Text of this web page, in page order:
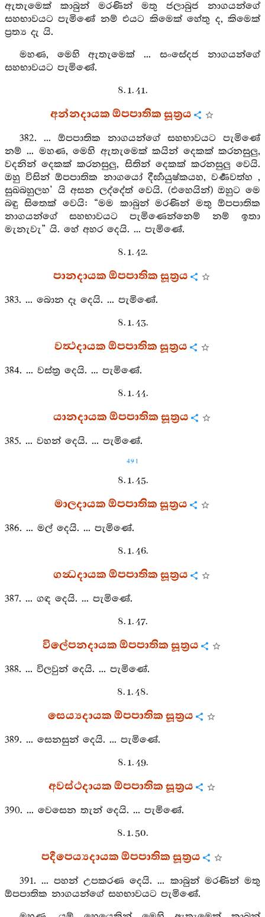
ඇතැමෙක් කාබුන් මරණින් මතු ජලාබුජ නාගයන්ගේ
සහභාවයට පැමිණේ නම් එයට කිමෙක් හේතු ද, කිමෙක්
ප්‍රත්‍ය දැ යි.
මහණ, මෙහි ඇතැමෙක් ... සංසේදජ නාගයන්ගේ
සහභාවයට පැමිණේ.
8. 1. 41.
අන්නදායක ඕපපාතික සූත්‍රය
382. ... ඕපපාතික නාගයන්ගේ සහභාවයට පැමිණේ
නම් ... මහණ, මෙහි ඇතැමෙක් කයින් දෙකක් කරනසුලු,
වදනින් දෙකක් කරනසුලු, සිතින් දෙකක් කරනසුලු වෙයි.
ඔහු විසින් ඕපපාතික නාගයෝ දීර්‍ඝායුෂ්කයහ, වර්‍ණවත්හ ,
සුඛබහුලහ’ යි අසන ලද්දේත් වෙයි. (එහෙයින්) ඔහුට මෙ
බඳු සිතෙක් වෙයි: “මම කාබුන් මරණින් මතු ඕපපාතික
නාගයන්ගේ සහභාවයට පැමිණෙන්නෙම් නම් ඉතා
මැනැවැ” යි. හේ අහර දෙයි. ... පැමිණේ.
8. 1. 42.
පානදායක ඕපපාතික සූත්‍රය
383. ... බොන දෑ දෙයි. ... පැමිණේ.
8. 1. 43.
වත්‍ථදායක ඕපපාතික සූත්‍රය
384. ... වස්ත්‍ර දෙයි. ... පැමිණේ.
8. 1. 44.
යානදායක ඕපපාතික සූත්‍රය
385. ... වහන් දෙයි. ... පැමිණේ.
491
8. 1. 45.
මාලදායක ඕපපාතික සූත්‍රය
386. ... මල් දෙයි. ... පැමිණේ.
8. 1. 46.
ගන්‍ධදායක ඕපපාතික සූත්‍රය
387. ... ගඳ දෙයි. ... පැමිණේ.
8. 1. 47.
විලේපනදායක ඕපපාතික සූත්‍රය
388. ... විලවුන් දෙයි. ... පැමිණේ.
8. 1. 48.
සෙය්‍යදායක ඕපපාතික සූත්‍රය
389. ... සෙනසුන් දෙයි. ... පැමිණේ.
8. 1. 49.
අවස්ථදායක ඕපපාතික සූත්‍රය
390. ... වෙසෙන තැන් දෙයි. ... පැමිණේ.
8. 1. 50.
පදීපෙය්‍යදායක ඕපපාතික සූත්‍රය
391. ... පහන් උපකරණ දෙයි. ... කාබුන් මරණින් මතු
ඕපපාතික නාගයන්ගේ සහභාවයට පැමිණේ.